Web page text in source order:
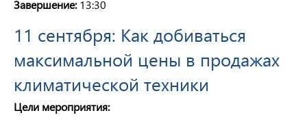
Завершение:13:30
11 сентября: Как добиваться
максимальной цены в продажах
климатической техники
Цели мероприятия: